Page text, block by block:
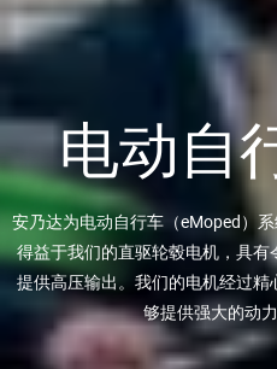
电动自
安乃达为电动自行车（eMoped）
得益于我们的直驱轮毂电机，具
提供高压输出。我们的电机经过
够提供强大的动